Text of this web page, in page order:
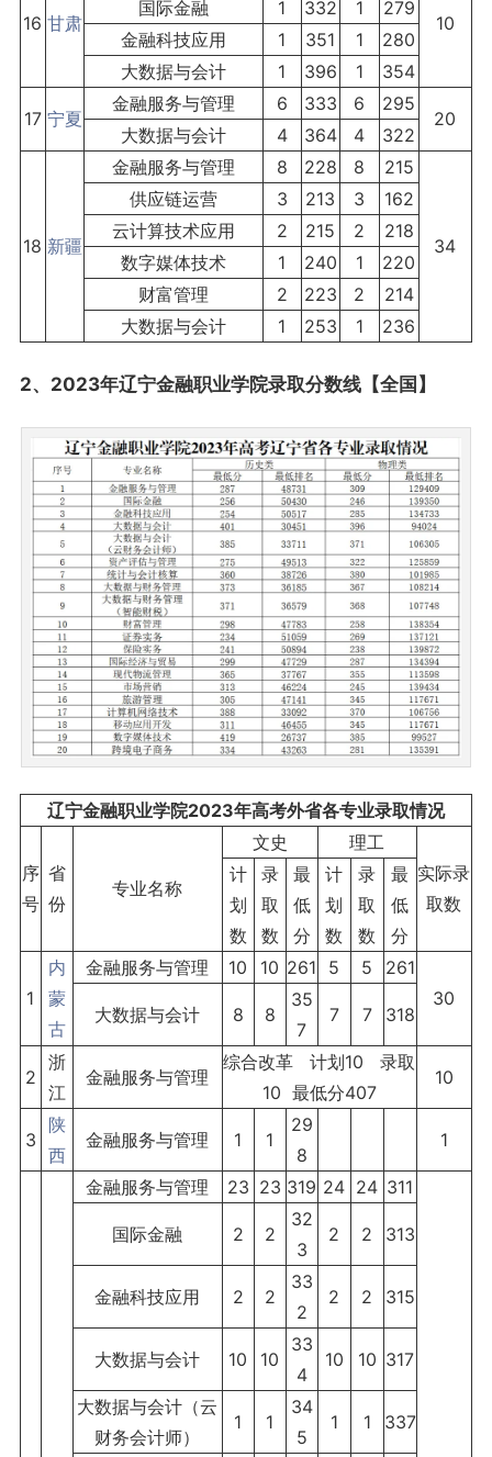
16 甘肃 10
国际金融 1 332 1
279
金融科技应用
1 351 1
280
大数据与会计
1 396 1 354
17 宁夏
金融服务与管理 6 333 6 295
20
大数据与会计 4 364 4 322
18 新疆
金融服务与管理 8 228 8 215
34
供应链运营 3 213 3
162
云计算技术应用
2 215 2
218
数字媒体技术
1 240 1
220
财富管理
2 223 2
214
大数据与会计
1 253 1 236
2、2023年辽宁金融职业学院录取分数线【全国】
辽宁金融职业学院2023年高考外省各专业录取情况
序
号
省
份
专业名称
文史
理工
实际录
取数
计
划
数
录
取
数
最
低
分
计
划
数
录
取
数
最
低
分
1
内
蒙
古
金融服务与管理 10 10 261 5 5
261
30
大数据与会计 8 8
35
7
7 7 318
2
浙
江
金融服务与管理
综合改革 计划10 录取
10 最低分407
10
3
陕
西
金融服务与管理 1 1
29
8
1
金融服务与管理 23 23 319 24 24 311
国际金融 2 2
32
3
2 2 313
金融科技应用 2 2
33
2
2 2 315
大数据与会计 10 10
33
4
10 10 317
大数据与会计（云
财务会计师）
1 1
34
5
1 1 337